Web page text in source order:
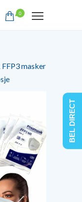
0
FFP3 masker
BEL DIRECT